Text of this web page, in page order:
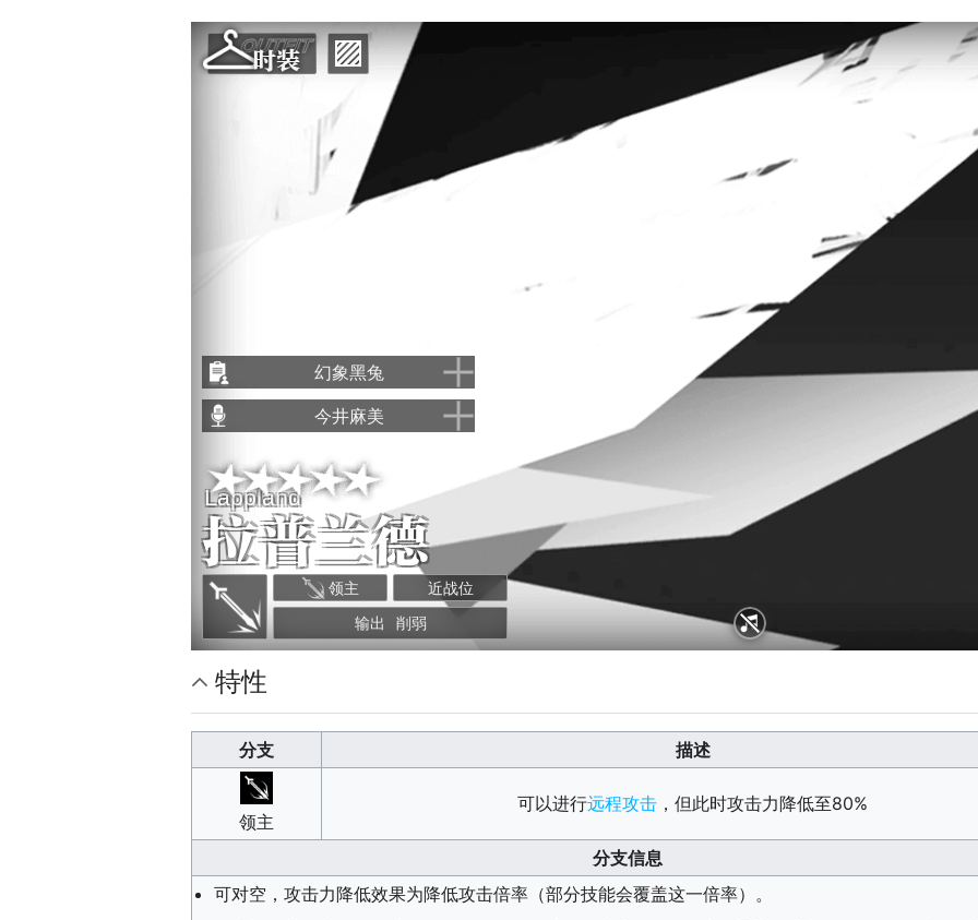
OUTFIT
时装
更
场
领主
近战位
输出
削弱
拉普兰德
Lappland
幻象黑兔
绘制
默认服装
虽然不一定比制服更实用，但是一定
是干员最舒适的搭配之一。
今井麻美
日文
中文-普通话 陈彦亦
英文 Christina Kowalchuk
徐维梨
意大利语 Elisa Contestabile
动作切换
特性
分支 描述
领主
可以进行远程攻击 ，但此时攻击力降低至80%
分支信息
可对空，攻击力降低效果为降低攻击倍率（部分技能会覆盖这一倍率）。